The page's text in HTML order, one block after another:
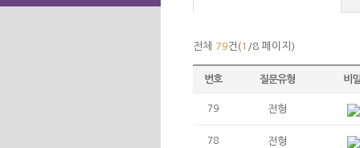
전체 79건(1 /8 페이지)
번호 질문유형 비밀
79 전형
78 전형